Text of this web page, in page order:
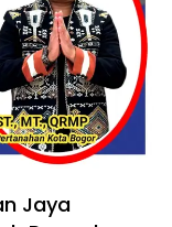
Jaya